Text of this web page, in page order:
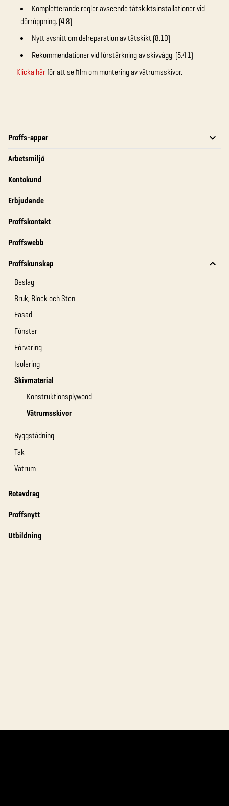
Proffs-appar
Arbetsmiljö
Kontokund
Erbjudande
Proffskontakt
Proffswebb
Proffskunskap
Beslag
Bruk, Block och Sten
Fasad
Fönster
Förvaring
Isolering
Skivmaterial
Konstruktionsplywood
Våtrumsskivor
Byggstädning
Tak
Våtrum
Rotavdrag
Proffsnytt
Utbildning
Kompletterande regler avseende tätskiktsinstallationer vid
dörröppning. (4.8)
Nytt avsnitt om delreparation av tätskikt.(8.10)
Rekommendationer vid förstärkning av skivvägg. (5.4.1)
Klicka härför att se film om montering av våtrumsskivor.